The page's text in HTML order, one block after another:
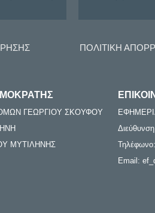
ΠΟΛΙΤΙΚΗ
ΓΕΩΡΓΙΟΥ ΣΚΟΥΦΟΥ
ΜΥΤΙΛΗΝΗΣ
Email: